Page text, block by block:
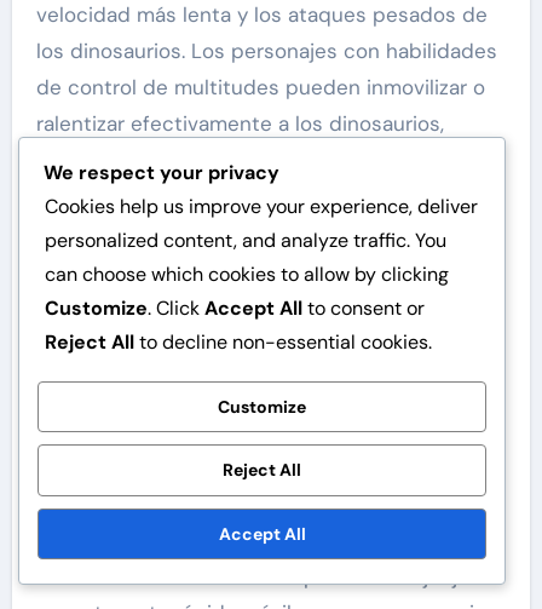
velocidad más lenta y los ataques pesados de
los dinosaurios. Los personajes con habilidades
de control de multitudes pueden inmovilizar o
ralentizar efectivamente a los dinosaurios,
creando oportunidades para ataques de
seguimiento.
Mejores combinaciones de
personajes para
contrarrestar la sinergia de
vampiros y dinosaurios
Para contrarrestar efectivamente la sinergia de
vampiros y dinosaurios, considera emparejar
personajes que complementen las fortalezas
del otro. Por ejemplo, un personaje con
We respect your privacy
Cookies help us improve your experience, deliver
personalized content, and analyze traffic. You
can choose which cookies to allow by clicking
Customize. ClickAccept Allto consent or
Reject Allto decline non-essential cookies.
Customize
Reject All
Accept All